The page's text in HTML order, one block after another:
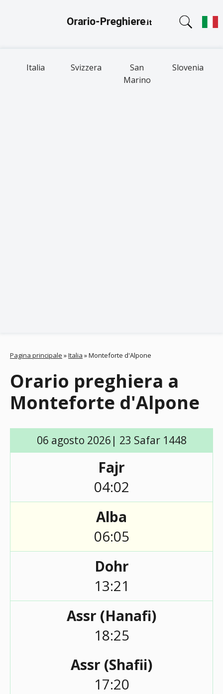
Italia Svizzera
San
Marino
Slovenia
Pagina principale »Italia »Monteforte d'Alpone
Orario preghiera a
Monteforte d'Alpone
06 agosto 2026| 23 Safar 1448
Fajr
04:02
Alba
06:05
Dohr
13:21
Assr (Hanafi)
18:25
Assr (Shafii)
17:20